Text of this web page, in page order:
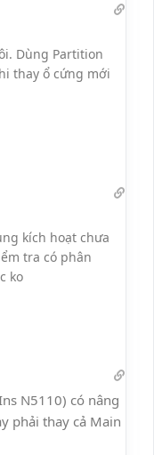
Dùng Partition
thay ổ cứng mới
kích hoạt chưa
tra có phân
ko
N5110) có nâng
phải thay cả Main